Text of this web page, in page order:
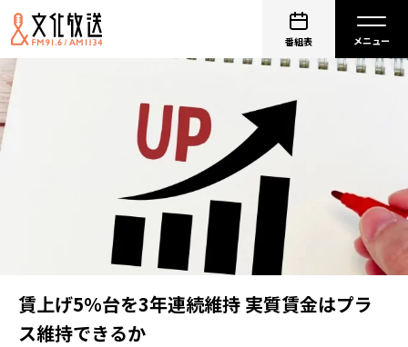
番組表
賃上げ5％台を3年連続維持 実質賃金はプラ
ス維持できるか